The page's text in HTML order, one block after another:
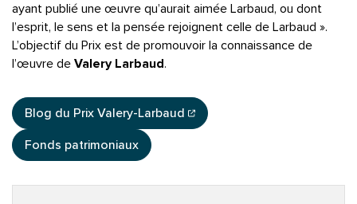
ayant publié une œuvre qu’aurait aimée Larbaud, ou dont
l’esprit, le sens et la pensée rejoignent celle de Larbaud ».
L’objectif du Prix est de promouvoir la connaissance de
l’œuvre de Valery Larbaud.
Blog du Prix Valery-Larbaud(ouverture dans un nouvel onglet)
Fonds patrimoniaux